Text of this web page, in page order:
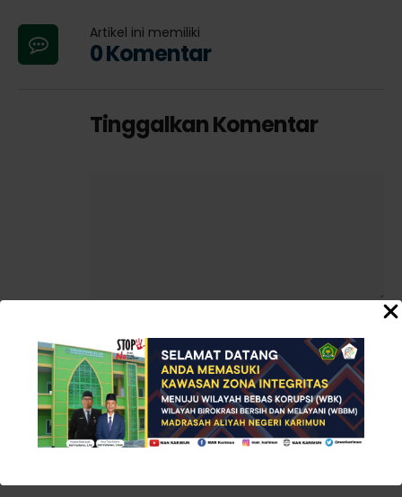
Artikel ini memiliki
0 Komentar
Tinggalkan Komentar
Simpan nama, email, dan situs web saya
pada peramban ini untuk komentar saya
berikutnya.